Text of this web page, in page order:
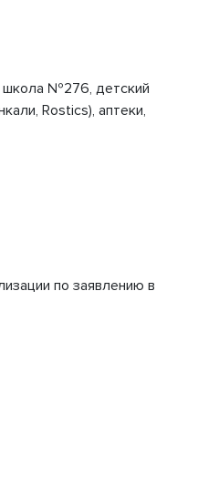
школа №276, детский
Rostics), аптеки,
по заявлению в